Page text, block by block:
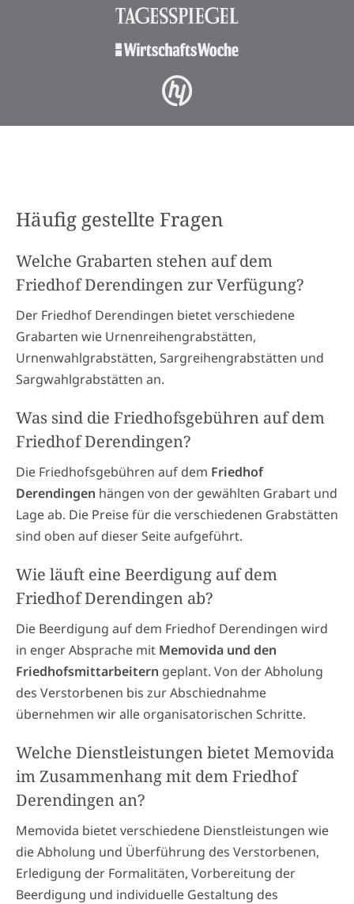
Häufig gestellte Fragen
Welche Grabarten stehen auf dem
Friedhof Derendingen zur Verfügung?
Der Friedhof Derendingen bietet verschiedene
Grabarten wie Urnenreihengrabstätten,
Urnenwahlgrabstätten, Sargreihengrabstätten und
Sargwahlgrabstätten an.
Was sind die Friedhofsgebühren auf dem
Friedhof Derendingen?
Die Friedhofsgebühren auf dem Friedhof
Derendingen hängen von der gewählten Grabart und
Lage ab. Die Preise für die verschiedenen Grabstätten
sind oben auf dieser Seite aufgeführt.
Wie läuft eine Beerdigung auf dem
Friedhof Derendingen ab?
Die Beerdigung auf dem Friedhof Derendingen wird
in enger Absprache mit Memovida und den
Friedhofsmittarbeitern geplant. Von der Abholung
des Verstorbenen bis zur Abschiednahme
übernehmen wir alle organisatorischen Schritte.
Welche Dienstleistungen bietet Memovida
im Zusammenhang mit dem Friedhof
Derendingen an?
Memovida bietet verschiedene Dienstleistungen wie
die Abholung und Überführung des Verstorbenen,
Erledigung der Formalitäten, Vorbereitung der
Beerdigung und individuelle Gestaltung des